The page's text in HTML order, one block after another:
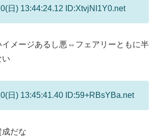
日) 13:44:24.12 ID:XtvjNI1Y0.net
イメージあるし悪⇔フェアリーともに半
い
日) 13:45:41.40 ID:59+RBsYBa.net
だな